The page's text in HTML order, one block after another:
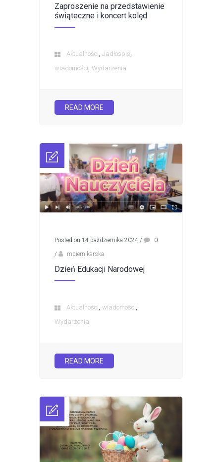
Zaproszenie na przedstawienie
świąteczne i koncert kolęd
Aktualności, Jadłospis,
wiadomości, Wydarzenia
READ MORE
Posted on 14 października 2024 /
0
/
mpiernikarska
Dzień Edukacji Narodowej
Aktualności wiadomości
Wydarzenia
READ MORE